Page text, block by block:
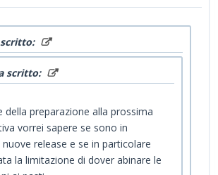
scritto:
della preparazione alla prossima
vorrei sapere se sono in
release e se in particolare
la limitazione di dover abinare le